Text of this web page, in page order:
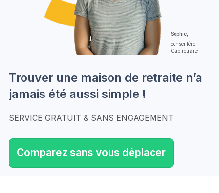
Sophie,
conseillère
Cap retraite
Trouver une maison de retraite n’a
jamais été aussi simple !
SERVICE GRATUIT & SANS ENGAGEMENT
Comparez sans vous déplacer